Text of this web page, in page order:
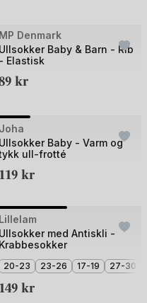
MP Denmark
Ullsokker Baby & Barn - Rib
- Elastisk
kr
Bilde
av
Joha
Ullsokker Baby - Varm og
ull-frotté
119 kr
3 for 2
Bilde
av
Lillelam
Ullsokker med Antiskli -
Krabbesokker
20-23 23-26 17-19 27-30
149 kr